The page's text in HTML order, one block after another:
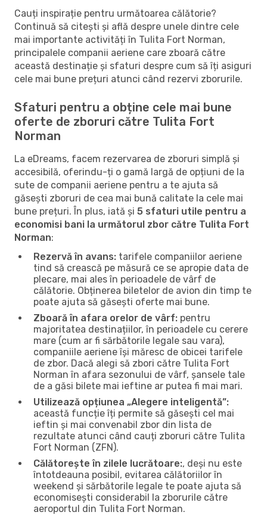
Cauți inspirație pentru următoarea călătorie?
Continuă să citești și află despre unele dintre cele
mai importante activități în Tulita Fort Norman,
principalele companii aeriene care zboară către
această destinație și sfaturi despre cum să îți asiguri
cele mai bune prețuri atunci când rezervi zborurile.
Sfaturi pentru a obține cele mai bune
oferte de zboruri către Tulita Fort
Norman
La eDreams, facem rezervarea de zboruri simplă și
accesibilă, oferindu-ți o gamă largă de opțiuni de la
sute de companii aeriene pentru a te ajuta să
găsești zboruri de cea mai bună calitate la cele mai
bune prețuri. În plus, iată și 5 sfaturi utile pentru a
economisi bani la următorul zbor către Tulita Fort
Norman:
Rezervă în avans: tarifele companiilor aeriene
tind să crească pe măsură ce se apropie data de
plecare, mai ales în perioadele de vârf de
călătorie. Obținerea biletelor de avion din timp te
poate ajuta să găsești oferte mai bune.
Zboară în afara orelor de vârf: pentru
majoritatea destinațiilor, în perioadele cu cerere
mare (cum ar fi sărbătorile legale sau vara),
companiile aeriene își măresc de obicei tarifele
de zbor. Dacă alegi să zbori către Tulita Fort
Norman în afara sezonului de vârf, șansele tale
de a găsi bilete mai ieftine ar putea fi mai mari.
Utilizează opțiunea „Alegere inteligentă”:
această funcție îți permite să găsești cel mai
ieftin și mai convenabil zbor din lista de
rezultate atunci când cauți zboruri către Tulita
Fort Norman (ZFN).
Călătorește în zilele lucrătoare:, deși nu este
întotdeauna posibil, evitarea călătoriilor în
weekend și sărbătorile legale te poate ajuta să
economisești considerabil la zborurile către
aeroportul din Tulita Fort Norman.